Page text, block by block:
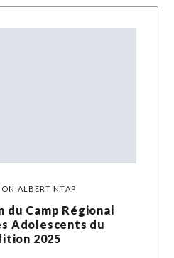
ALBERT NTAP
du Camp Régional
Adolescents du
2025